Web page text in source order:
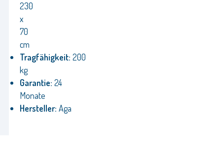
230
x
70
cm
Tragfähigkeit: 200
kg
Garantie: 24
Monate
Hersteller: Aga